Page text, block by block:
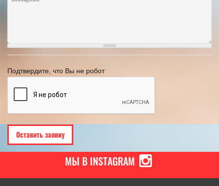
Подтвердите, что Вы не робот
МЫ В INSTAGRAM